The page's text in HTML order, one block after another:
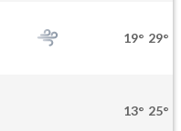
19° 29°
13° 25°